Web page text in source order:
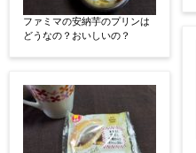
ファミマの安納芋のプリンは
どうなの？おいしいの？